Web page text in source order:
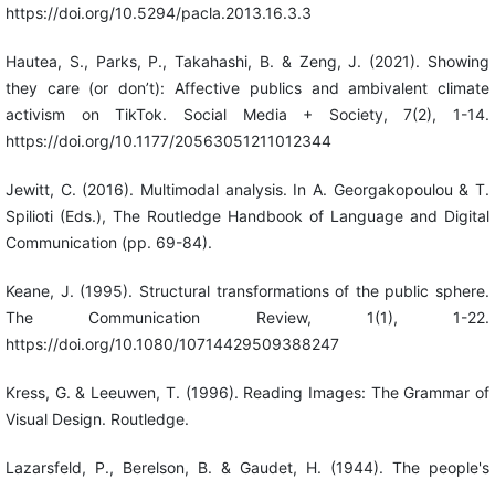
https://doi.org/10.5294/pacla.2013.16.3.3
Hautea, S., Parks, P., Takahashi, B. & Zeng, J. (2021). Showing
they care (or don’t): Affective publics and ambivalent climate
activism on TikTok. Social Media + Society, 7(2), 1-14.
https://doi.org/10.1177/20563051211012344
Jewitt, C. (2016). Multimodal analysis. In A. Georgakopoulou & T.
Spilioti (Eds.), The Routledge Handbook of Language and Digital
Communication (pp. 69-84).
Keane, J. (1995). Structural transformations of the public sphere.
The Communication Review, 1(1), 1-22.
https://doi.org/10.1080/10714429509388247
Kress, G. & Leeuwen, T. (1996). Reading Images: The Grammar of
Visual Design. Routledge.
Lazarsfeld, P., Berelson, B. & Gaudet, H. (1944). The people's